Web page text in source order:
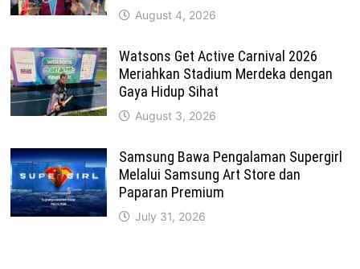
August 4, 2026
Watsons Get Active Carnival 2026
Meriahkan Stadium Merdeka dengan
Gaya Hidup Sihat
August 3, 2026
Samsung Bawa Pengalaman Supergirl
Melalui Samsung Art Store dan
Paparan Premium
July 31, 2026